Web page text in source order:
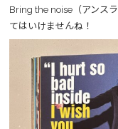
Bring the noise（アンス
てはいけませんね！